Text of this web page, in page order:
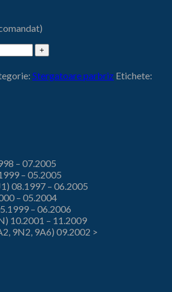
Stergatoare parbriz Etichete:
– 07.2005
– 05.2005
08.1997 – 06.2005
– 05.2004
– 06.2006
10.2001 – 11.2009
9N2, 9A6) 09.2002 >